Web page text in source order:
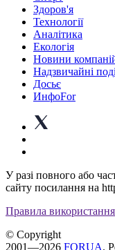
Здоров'я
Технології
Аналітика
Екологія
Новини
Надзвичайні
Досьє
ИнфоFor
У разі повного або
сайту посилання на
Правила використання
© Copyright
2001—2026 FORUA.